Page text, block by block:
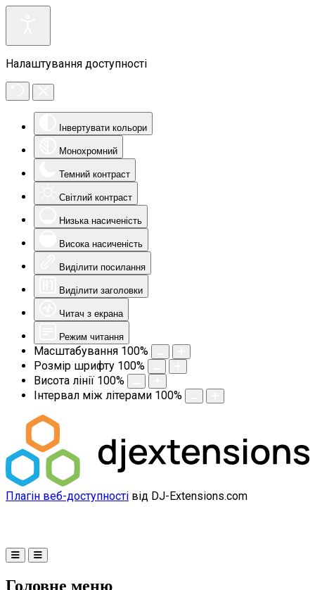
Налаштування доступності
Інвертувати кольори
Монохромний
Темний контраст
Світлий контраст
Низька насиченість
Висока насиченість
Виділити посилання
Виділити заголовки
Читач з екрана
Режим читання
Масштабування 100%
Розмір шрифту 100%
Висота лінії 100%
Інтервал між літерами 100%
Плагін веб-доступності від DJ-Extensions.com
Головне меню